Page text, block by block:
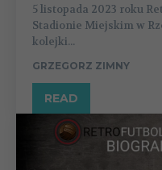
5 listopada 2023 roku
Stadionie Miejskim w
kolejki...
GRZEGORZ ZIMNY
READ